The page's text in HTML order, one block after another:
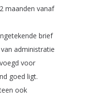
2 maanden vanaf
brief
van administratie
voor
goed ligt.
ook